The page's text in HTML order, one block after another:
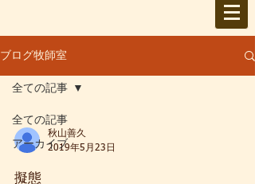
ブログ牧師室
全ての記事
アーカイブ
全ての記事
秋山善久
2019年5月23日
擬態